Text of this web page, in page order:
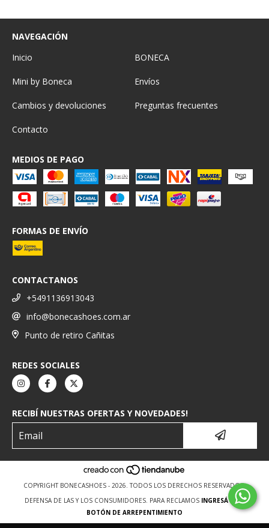
NAVEGACIÓN
Inicio
BONECA
Mini by Boneca Envíos
Cambios y devoluciones Preguntas frecuentes
Contacto
MEDIOS DE PAGO
FORMAS DE ENVÍO
CONTACTANOS
+5491136913043
info@bonecashoes.com.ar
Punto de retiro Cañitas
REDES SOCIALES
RECIBÍ NUESTRAS OFERTAS Y NOVEDADES!
COPYRIGHT BONECASHOES - 2026. TODOS LOS DERECHOS RESERVADOS.
DEFENSA DE LAS Y LOS CONSUMIDORES. PARA RECLAMOS INGRESÁ ACÁ.
BOTÓN DE ARREPENTIMIENTO